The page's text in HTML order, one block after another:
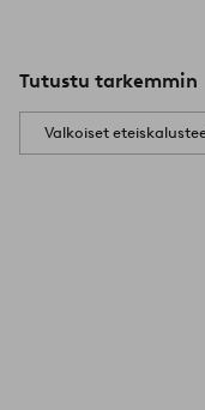
Tutustu tarkemmin
Valkoiset